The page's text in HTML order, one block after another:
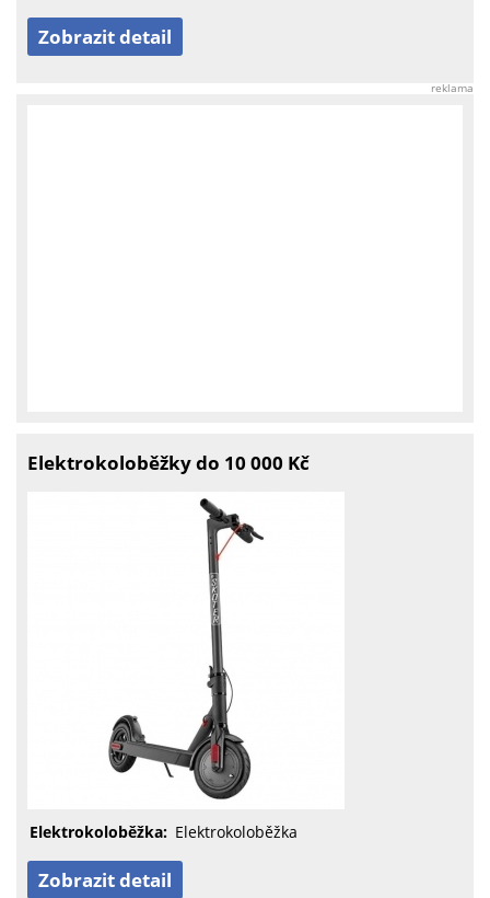
Zobrazit detail
reklama
Elektrokoloběžky do 10 000 Kč
Elektrokoloběžka: Elektrokoloběžka
Zobrazit detail